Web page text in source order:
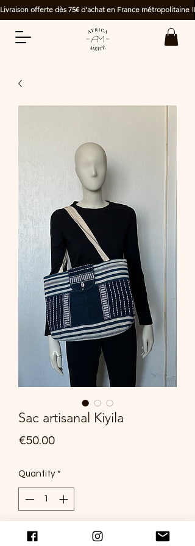
Livraison offerte dès 75€ d'achat en France métropolitaine !
Sac artisanal Kiyila
€50.00Price
Quantity *
Add to Cart